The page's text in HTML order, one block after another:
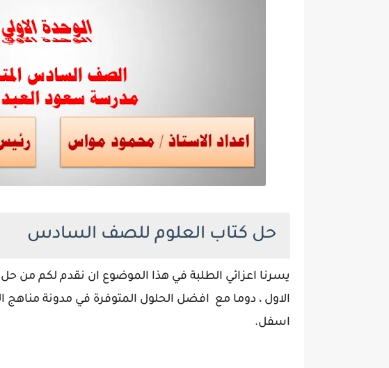
حل كتاب العلوم للصف السادس
يسرنا اعزائي الطلبة في هذا الموضوع ان نقدم لكم
الاول ، دوما مع افضل الحلول المتوفرة في مدونة مناهج
اسفل.